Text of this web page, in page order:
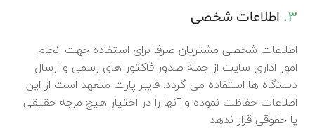
3. اطلاعات شخصی
اطلاعات شخصی مشتریان صرفا برای استفاده جهت انجام
امور اداری سایت از جمله صدور فاکتور های رسمی و ارسال
دستگاه ها استفاده می گردد. فایبر پارت متعهد است از این
اطلاعات حفاظت نموده و آنها را در اختیار هیچ مرجه حقیقی
یا حقوقی قرار ندهد